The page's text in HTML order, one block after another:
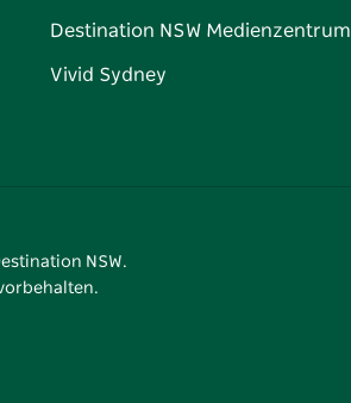
Destination NSW Medienzentrum
Vivid Sydney
NSW.